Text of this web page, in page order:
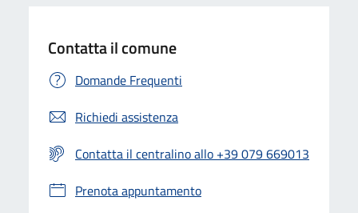
Contatta il comune
Domande Frequenti
Richiedi assistenza
Contatta il centralino allo +39 079 669013
Prenota appuntamento